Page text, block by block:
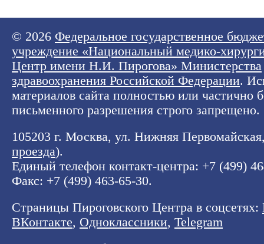
© 2026 Федеральное государственное
учреждение «Национальный медико-
Центр имени Н.И. Пирогова» Министерства
здравоохранения Российской Федерации.
материалов сайта полностью или частично
письменного разрешения строго запрещено.
105203 г. Москва, ул. Нижняя
проезда).
Единый телефон контакт-центра: +7 (499)
Факс: +7 (499) 463-65-30.
Страницы Пироговского Центра в соцсетях:
ВКонтакте, Одноклассники, Telegram